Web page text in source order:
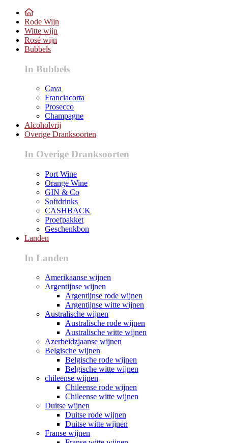
Rode Wijn
Witte wijn
Rosé wijn
Bubbels
In Bubbels
Cava
Franciacorta
Prosecco
Champagne
Alcoholvrij
Overige Dranksoorten
In Overige Dranksoorten
Port Wine
Orange Wine
GIN & Co
Softdrinks
CASHBACK
Proefpakket
Geschenkbon
Landen
In Landen
Amerikaanse wijnen
Argentijnse wijnen
Argentijnse rode wijnen
Argentijnse witte wijnen
Australische wijnen
Australische rode wijnen
Australische witte wijnen
Azerbeidzjaanse wijnen
Belgische wijnen
Belgische rode wijnen
Belgische witte wijnen
chileense wijnen
Chileense rode wijnen
Chileense witte wijnen
Duitse wijnen
Duitse rode wijnen
Duitse witte wijnen
Franse wijnen